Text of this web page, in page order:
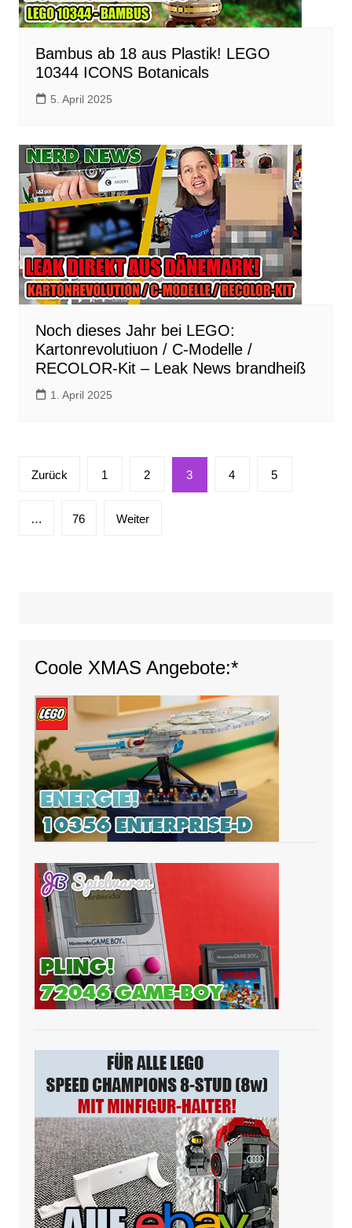
Bambus ab 18 aus Plastik! LEGO
10344 ICONS Botanicals
5. April 2025
Noch dieses Jahr bei LEGO:
Kartonrevolutiuon / C-Modelle /
RECOLOR-Kit – Leak News brandheiß
1. April 2025
Seitennummerierung
Beiträge
Zurück 1 2 3 4 5
… 76 Weiter
Coole XMAS Angebote:*